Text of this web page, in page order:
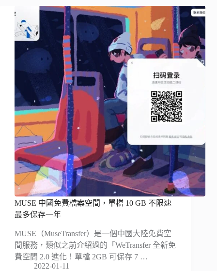
MUSE 中國免費檔案空間，單檔 10 GB 不限速
最多保存一年
MUSE（MuseTransfer）是一個中國大陸免費空
間服務，類似之前介紹過的「WeTransfer 全新免
費空間 2.0 進化！單檔 2GB 可保存 7 …
2022-01-11